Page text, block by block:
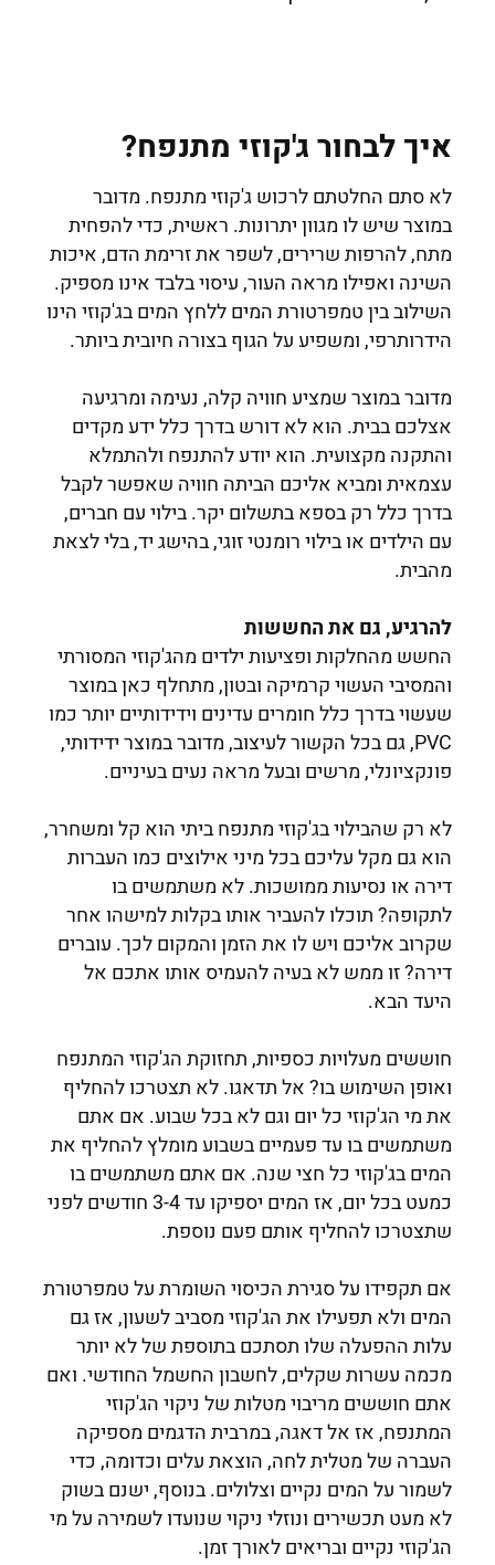
איך לבחור ג'קוזי מתנפח?
לא סתם החלטתם לרכוש ג'קוזי מתנפח. מדובר
במוצר שיש לו מגוון יתרונות. ראשית, כדי להפחית
מתח, להרפות שרירים, לשפר את זרימת הדם, איכות
השינה ואפילו מראה העור, עיסוי בלבד אינו מספיק.
השילוב בין טמפרטורת המים ללחץ המים בג'קוזי הינו
הידרותרפי, ומשפיע על הגוף בצורה חיובית ביותר.
מדובר במוצר שמציע חוויה קלה, נעימה ומרגיעה
אצלכם בבית. הוא לא דורש בדרך כלל ידע מקדים
והתקנה מקצועית. הוא יודע להתנפח ולהתמלא
עצמאית ומביא אליכם הביתה חוויה שאפשר לקבל
בדרך כלל רק בספא בתשלום יקר. בילוי עם חברים,
עם הילדים או בילוי רומנטי זוגי, בהישג יד, בלי לצאת
מהבית.
להרגיע, גם את החששות
החשש מהחלקות ופציעות ילדים מהג'קוזי המסורתי
והמסיבי העשוי קרמיקה ובטון, מתחלף כאן במוצר
שעשוי בדרך כלל חומרים עדינים וידידותיים יותר כמו
PVC, גם בכל הקשור לעיצוב, מדובר במוצר ידידותי,
פונקציונלי, מרשים ובעל מראה נעים בעיניים.
לא רק שהבילוי בג'קוזי מתנפח ביתי הוא קל ומשחרר,
הוא גם מקל עליכם בכל מיני אילוצים כמו העברות
דירה או נסיעות ממושכות. לא משתמשים בו
לתקופה? תוכלו להעביר אותו בקלות למישהו אחר
שקרוב אליכם ויש לו את הזמן והמקום לכך. עוברים
דירה? זו ממש לא בעיה להעמיס אותו אתכם אל
היעד הבא.
חוששים מעלויות כספיות, תחזוקת הג'קוזי המתנפח
ואופן השימוש בו? אל תדאגו. לא תצטרכו להחליף
את מי הג'קוזי כל יום וגם לא בכל שבוע. אם אתם
משתמשים בו עד פעמיים בשבוע מומלץ להחליף את
המים בג'קוזי כל חצי שנה. אם אתם משתמשים בו
כמעט בכל יום, אז המים יספיקו עד 3-4 חודשים לפני
שתצטרכו להחליף אותם פעם נוספת.
אם תקפידו על סגירת הכיסוי השומרת על טמפרטורת
המים ולא תפעילו את הג'קוזי מסביב לשעון, אז גם
עלות ההפעלה שלו תסתכם בתוספת של לא יותר
מכמה עשרות שקלים, לחשבון החשמל החודשי. ואם
אתם חוששים מריבוי מטלות של ניקוי הג'קוזי
המתנפח, אז אל דאגה, במרבית הדגמים מספיקה
העברה של מטלית לחה, הוצאת עלים וכדומה, כדי
לשמור על המים נקיים וצלולים. בנוסף, ישנם בשוק
לא מעט תכשירים ונוזלי ניקוי שנועדו לשמירה על מי
הג'קוזי נקיים ובריאים לאורך זמן.